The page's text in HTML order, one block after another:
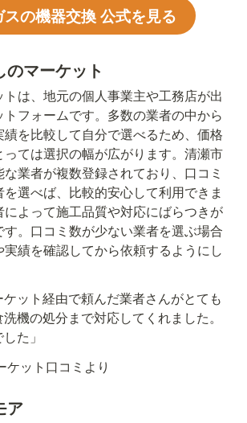
の機器交換 公式を見る
マーケット
トは、地元の個人事業主や工務店が出
フォームです。多数の業者の中から
を比較して自分で選べるため、価格
ては選択の幅が広がります。清瀬市
業者が複数登録されており、口コミ
選べば、比較的安心して利用できま
よって施工品質や対応にばらつきが
。口コミ数が少ない業者を選ぶ場合
績を確認してから依頼するようにし
ケット経由で頼んだ業者さんがとても
機の処分まで対応してくれました。
た」
ット口コミより
ア